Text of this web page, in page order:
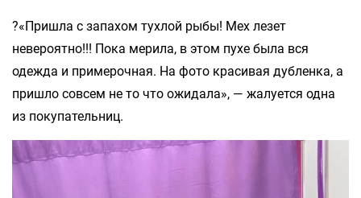
?«Пришла с запахом тухлой рыбы! Мех лезет
невероятно!!! Пока мерила, в этом пухе была вся
одежда и примерочная. На фото красивая дубленка, а
пришло совсем не то что ожидала», — жалуется одна
из покупательниц.